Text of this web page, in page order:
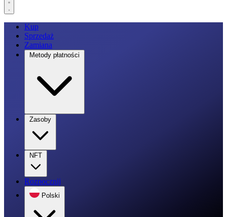
Kup
Sprzedaż
Zamiana
Metody płatności
Zasoby
NFT
Rozpocznij
Polski